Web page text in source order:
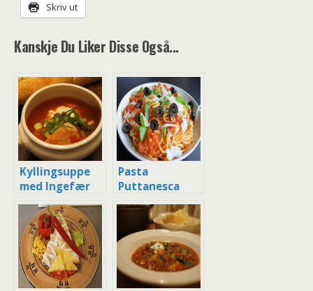
Skriv ut
Kanskje Du Liker Disse Også...
Kyllingsuppe
med Ingefær
og Chilli
Pasta
Puttanesca